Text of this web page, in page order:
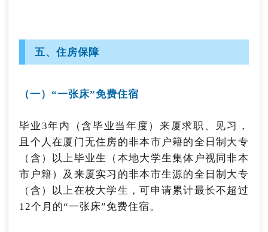
申请渠道：
社”，依次选择“服务大厅-个人服务-就业创业-灵
2.社区窗口申领。居民到灵活就业登记所属社区
窗口，根据工作人员提示，填写厦门市灵活就业
社保补贴申报表或提交相关材料进行申领。
申领时间：
灵活就业社会保险补贴采取“先缴后补、按季申
鼓励在厦创办的个体工商户、初创三年内小微企
业吸纳就业，对签订1年以上期限劳动合同，并
个月或有6个月以上工资发放银行记录，且申请
招用人数（法定代表人除外）给予该单位创业带
动就业补贴，补贴标准为每人1000元，总额不超
过3万元。同一被吸纳就业人员只能申请享受一
次补贴。
申请渠道：
申请人户籍所在地（非本市户籍商事主体注册
五、住房保障
（一）“一张床”免费住宿
毕业3年内（含毕业当年度）来厦求职、见习，
且个人在厦门无住房的非本市户籍的全日制大专
（含）以上毕业生（本地大学生集体户视同非本
市户籍）及来厦实习的非本市生源的全日制大专
（含）以上在校大学生，可申请累计最长不超过
12个月的“一张床”免费住宿。